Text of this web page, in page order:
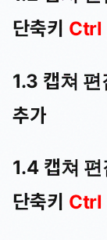
단축키 Ctrl
1.3 캡쳐
추가
1.4 캡쳐
단축키 Ctrl